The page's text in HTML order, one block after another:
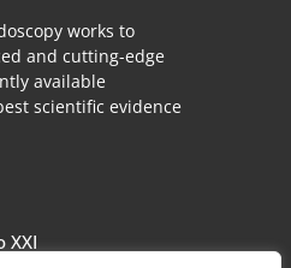
works to
and cutting-edge
available
scientific evidence
XXI